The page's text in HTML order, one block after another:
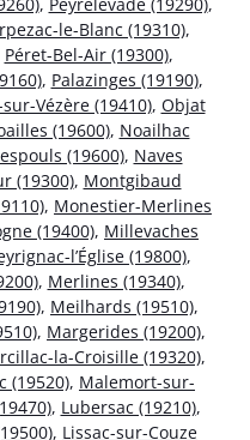
le-Blanc (19310),
Péret-Bel-Air (19300),
, Palazinges (19190),
Vézère (19410), Objat
(19600), Noailhac
(19600), Naves
(19300), Montgibaud
, Monestier-Merlines
(19400), Millevaches
l’Église (19800),
, Merlines (19340),
, Meilhards (19510),
, Margerides (19200),
la-Croisille (19320),
(19520), Malemort-sur-
, Lubersac (19210),
, Lissac-sur-Couze